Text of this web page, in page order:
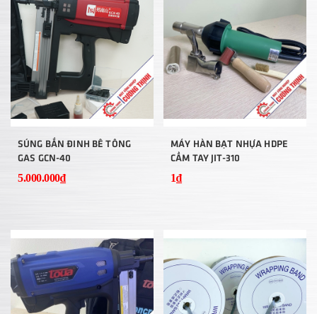
SÚNG BẮN ĐINH BÊ TÔNG
GAS GCN-40
5.000.000₫
MÁY HÀN BẠT NHỰA HDPE
CẦM TAY JIT-310
1₫